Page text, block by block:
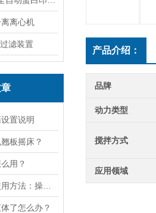
离心机
滤装置
置说明
板摇床？
用？
了怎么办？
产品介绍：
品牌
动力类型
搅拌方式
应用领域